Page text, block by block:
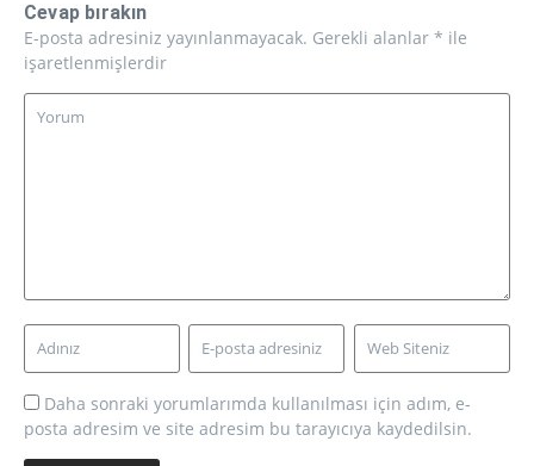
Cevap bırakın
E-posta adresiniz yayınlanmayacak. Gerekli alanlar * ile
işaretlenmişlerdir
Daha sonraki yorumlarımda kullanılması için adım, e-
posta adresim ve site adresim bu tarayıcıya kaydedilsin.